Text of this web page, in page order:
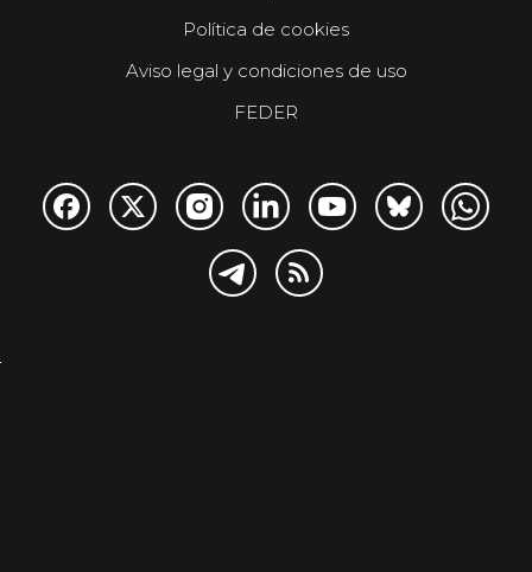
Política de cookies
Aviso legal y condiciones de uso
FEDER